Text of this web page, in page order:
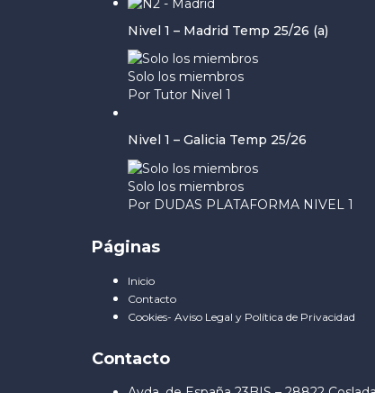
Nivel 1 – Madrid Temp 25/26 (a)
Solo los miembros
Por Tutor Nivel 1
Nivel 1 – Galicia Temp 25/26
Solo los miembros
Por DUDAS PLATAFORMA NIVEL 1
Páginas
Inicio
Contacto
Cookies- Aviso Legal y Política de Privacidad
Contacto